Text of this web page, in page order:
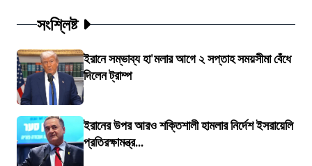
সংশ্লিষ্ট
ইরানে সম্ভাব্য হা'মলার আগে ২ সপ্তাহ সময়সীমা বেঁধে
দিলেন ট্রাম্প
ইরানের উপর আরও শক্তিশালী হামলার নির্দেশ ইসরায়েলি
প্রতিরক্ষামন্ত্র...